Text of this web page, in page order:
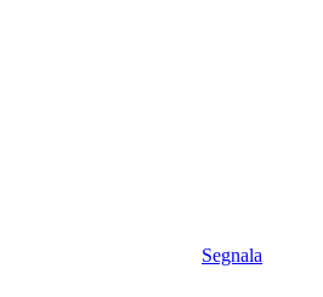
Segnala